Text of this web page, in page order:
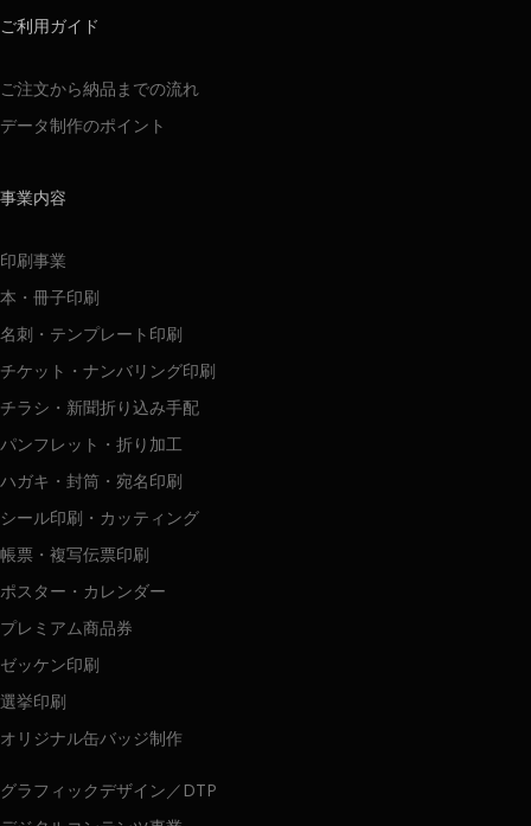
ご利用ガイド
ご注文から納品までの流れ
データ制作のポイント
事業内容
印刷事業
本・冊子印刷
名刺・テンプレート印刷
チケット・ナンバリング印刷
チラシ・新聞折り込み手配
パンフレット・折り加工
ハガキ・封筒・宛名印刷
シール印刷・カッティング
帳票・複写伝票印刷
ポスター・カレンダー
プレミアム商品券
ゼッケン印刷
選挙印刷
オリジナル缶バッジ制作
グラフィックデザイン／DTP